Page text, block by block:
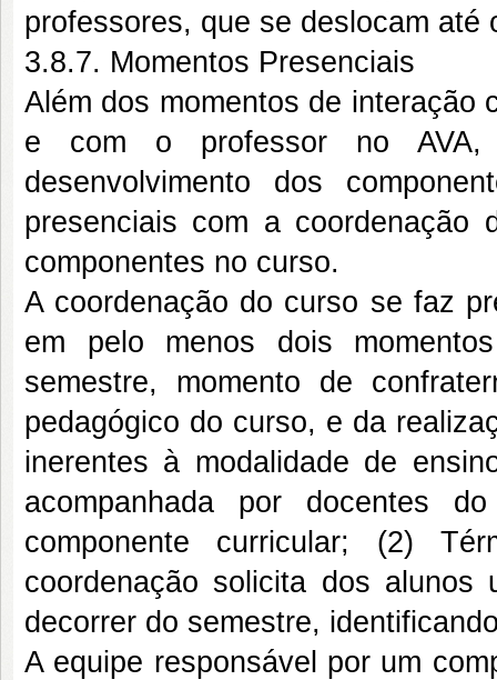
professores, que se deslocam até
3.8.7. Momentos Presenciais
Além dos momentos de interação
e com o professor no AVA,
desenvolvimento dos
presenciais com a
componentes no curso.
A coordenação do curso se faz
em pelo menos dois
semestre, momento de
pedagógico do curso, e da
inerentes à modalidade de
acompanhada por docentes
componente curricular; (2)
coordenação solicita dos
decorrer do semestre,
A equipe responsável por um